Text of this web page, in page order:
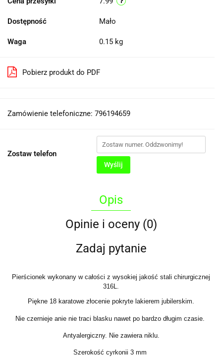
Dostępność Mało
Waga 0.15 kg
Pobierz produkt do PDF
Zamówienie telefoniczne: 796194659
Zostaw telefon
Wyślij
Opis
Opinie i oceny (0)
Zadaj pytanie
Pierścionek wykonany w całości z wysokiej jakość stali chirurgicznej
316L.
Piękne 18 karatowe złocenie pokryte lakierem jubilerskim.
Nie czernieje anie nie traci blasku nawet po bardzo długim czasie.
Antyalergiczny. Nie zawiera niklu.
Szerokość cyrkonii 3 mm